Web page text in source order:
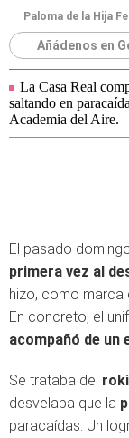
Paloma de la Hija
Añádenos en
La Casa Real
saltando en
Academia del Aire.
El pasado
primera vez al
hizo, como marca
En concreto, el
acompañó de un
Se trataba del
desvelaba que la
paracaídas. Un